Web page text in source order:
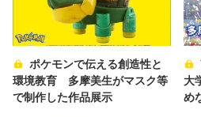
ポケモンで伝える創造性と
環境教育 多摩美生がマスク等
で制作した作品展示
大
め